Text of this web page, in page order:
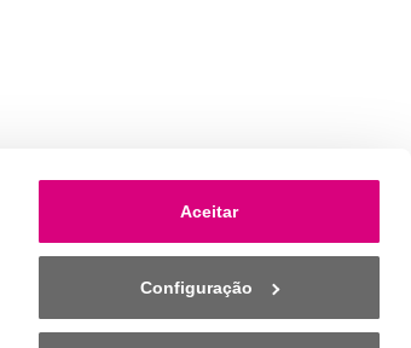
Aceitar
Configuração